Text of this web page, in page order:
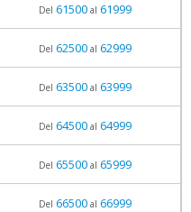
Del 61500al 61999
Del 62500al 62999
Del 63500al 63999
Del 64500al 64999
Del 65500al 65999
Del 66500al 66999